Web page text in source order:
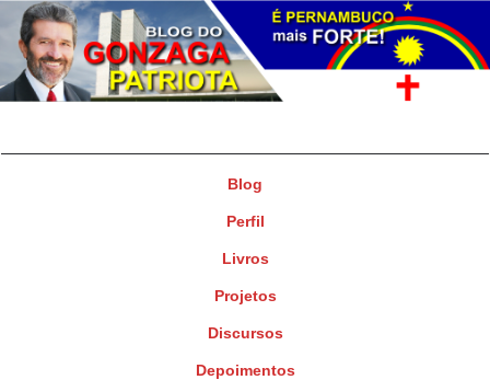
Blog
Perfil
Livros
Projetos
Discursos
Depoimentos